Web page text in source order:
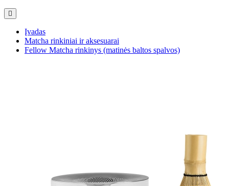
Įvadas
Matcha rinkiniai ir aksesuarai
Fellow Matcha rinkinys (matinės baltos spalvos)